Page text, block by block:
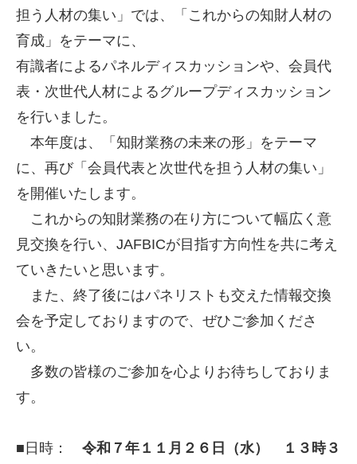
担う人材の集い」では、「これからの知財人材の
育成」をテーマに、
有識者によるパネルディスカッションや、会員代
表・次世代人材によるグループディスカッション
を行いました。
本年度は、「知財業務の未来の形」をテーマ
に、再び「会員代表と次世代を担う人材の集い」
を開催いたします。
これからの知財業務の在り方について幅広く意
見交換を行い、JAFBICが目指す方向性を共に考え
ていきたいと思います。
また、終了後にはパネリストも交えた情報交換
会を予定しておりますので、ぜひご参加くださ
い。
多数の皆様のご参加を心よりお待ちしておりま
す。
■日時： 令和７年１１月２６日（水） １３時３